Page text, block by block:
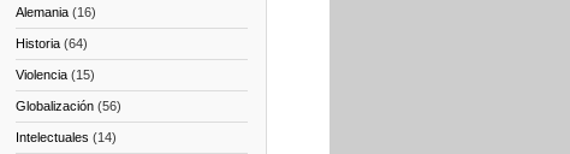
Alemania(16)
Historia(64)
Violencia(15)
Globalización(56)
Intelectuales (14)